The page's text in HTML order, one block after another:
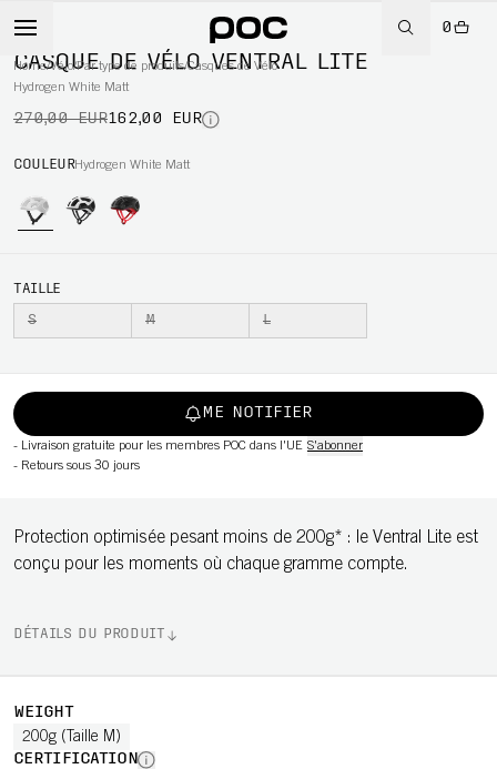
0
Home/Vélo/Par type de produits/Casques de Vélo
-40%
CASQUE DE VÉLO VENTRAL LITE
Hydrogen White Matt
270,00 EUR162,00 EUR
COULEURHydrogen White Matt
TAILLE
S M L
ME NOTIFIER
- Livraison gratuite pour les membres POC dans l'UE S'abonner
- Retours sous 30 jours
Protection optimisée pesant moins de 200g* : le Ventral Lite est
conçu pour les moments où chaque gramme compte.
DÉTAILS DU PRODUIT
WEIGHT
200g (Taille M)
CERTIFICATION